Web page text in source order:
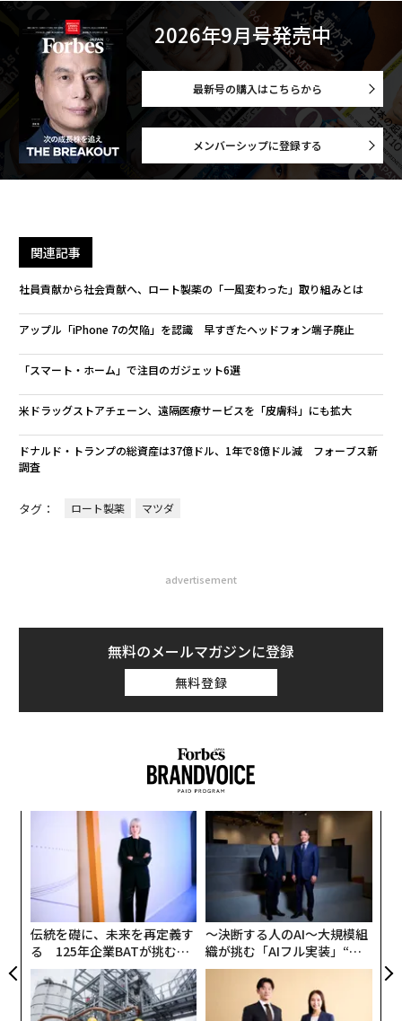
2026年9月号発売中
最新号の購入はこちらから
メンバーシップに登録する
関連記事
社員貢献から社会貢献へ、ロート製薬の「一風変わった」取り組みとは
アップル「iPhone 7の欠陥」を認識 早すぎたヘッドフォン端子廃止
「スマート・ホーム」で注目のガジェット6選
米ドラッグストアチェーン、遠隔医療サービスを「皮膚科」にも拡大
ドナルド・トランプの総資産は37億ドル、1年で8億ドル減 フォーブス新
調査
タグ： ロート製薬 マツダ
advertisement
無料のメールマガジンに登録
無料登録
伝統を礎に、未来を再定義す
る 125年企業BATが挑むス
モークレスな未来
〜決断する人のAI〜大規模組
織が挑む「AIフル実装」“使
う”企業から“動く”企業へ【N
TTドコモビジネス×PwC】